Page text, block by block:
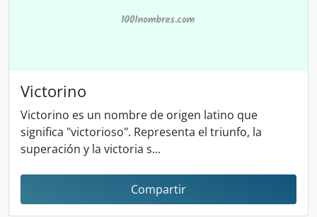
Victorino
Victorino es un nombre de origen latino que
significa "victorioso". Representa el triunfo, la
superación y la victoria s...
Compartir